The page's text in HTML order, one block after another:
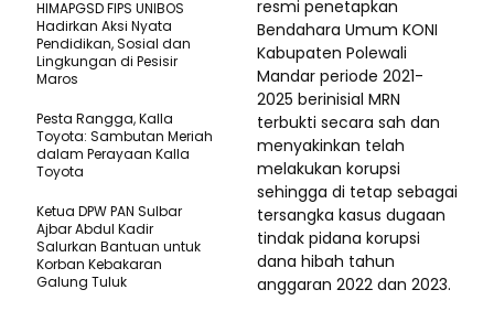
resmi penetapkan
Bendahara Umum KONI
Kabupaten Polewali
Mandar periode 2021-
2025 berinisial MRN
terbukti secara sah dan
menyakinkan telah
melakukan korupsi
sehingga di tetap sebagai
tersangka kasus dugaan
tindak pidana korupsi
dana hibah tahun
anggaran 2022 dan 2023.
HIMAPGSD FIPS UNIBOS
Hadirkan Aksi Nyata
Pendidikan, Sosial dan
Lingkungan di Pesisir
Maros
Pesta Rangga, Kalla
Toyota: Sambutan Meriah
dalam Perayaan Kalla
Toyota
Ketua DPW PAN Sulbar
Ajbar Abdul Kadir
Salurkan Bantuan untuk
Korban Kebakaran
Galung Tuluk